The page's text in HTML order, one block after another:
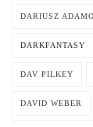
DARIUSZ
DARKFANTASY
DAV PILKEY
DAVID WEBER